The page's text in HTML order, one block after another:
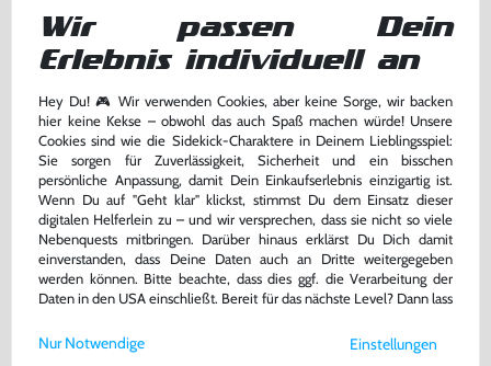
DAS HABEN ANDERE DAZU
GEKAUFT
sehr guter Zustand, gebraucht
-10%
sehr guter Zustand, gebraucht
Wir passen Dein
Erlebnis individuell an
Hey Du! 🎮 Wir verwenden Cookies, aber keine Sorge, wir backen
hier keine Kekse – obwohl das auch Spaß machen würde! Unsere
Cookies sind wie die Sidekick-Charaktere in Deinem Lieblingsspiel:
Sie sorgen für Zuverlässigkeit, Sicherheit und ein bisschen
persönliche Anpassung, damit Dein Einkaufserlebnis einzigartig ist.
Wenn Du auf "Geht klar" klickst, stimmst Du dem Einsatz dieser
digitalen Helferlein zu – und wir versprechen, dass sie nicht so viele
Nebenquests mitbringen. Darüber hinaus erklärst Du Dich damit
einverstanden, dass Deine Daten auch an Dritte weitergegeben
werden können. Bitte beachte, dass dies ggf. die Verarbeitung der
Daten in den USA einschließt. Bereit für das nächste Level? Dann lass
Weitere Informationen zu den von uns verwendeten Cookies und
Einstellungen
Nur Notwendige